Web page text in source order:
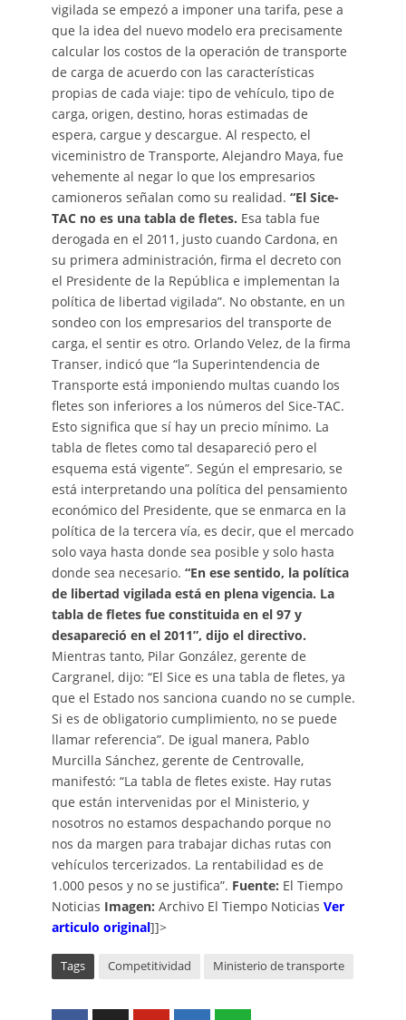
vigilada se empezó a imponer una tarifa, pese a
que la idea del nuevo modelo era precisamente
calcular los costos de la operación de transporte
de carga de acuerdo con las características
propias de cada viaje: tipo de vehículo, tipo de
carga, origen, destino, horas estimadas de
espera, cargue y descargue. Al respecto, el
viceministro de Transporte, Alejandro Maya, fue
vehemente al negar lo que los empresarios
camioneros señalan como su realidad. “El Sice-
TAC no es una tabla de fletes. Esa tabla fue
derogada en el 2011, justo cuando Cardona, en
su primera administración, firma el decreto con
el Presidente de la República e implementan la
política de libertad vigilada”. No obstante, en un
sondeo con los empresarios del transporte de
carga, el sentir es otro. Orlando Velez, de la firma
Transer, indicó que “la Superintendencia de
Transporte está imponiendo multas cuando los
fletes son inferiores a los números del Sice-TAC.
Esto significa que sí hay un precio mínimo. La
tabla de fletes como tal desapareció pero el
esquema está vigente”. Según el empresario, se
está interpretando una política del pensamiento
económico del Presidente, que se enmarca en la
política de la tercera vía, es decir, que el mercado
solo vaya hasta donde sea posible y solo hasta
donde sea necesario. “En ese sentido, la política
de libertad vigilada está en plena vigencia. La
tabla de fletes fue constituida en el 97 y
desapareció en el 2011”, dijo el directivo.
Mientras tanto, Pilar González, gerente de
Cargranel, dijo: “El Sice es una tabla de fletes, ya
que el Estado nos sanciona cuando no se cumple.
Si es de obligatorio cumplimiento, no se puede
llamar referencia”. De igual manera, Pablo
Murcilla Sánchez, gerente de Centrovalle,
manifestó: “La tabla de fletes existe. Hay rutas
que están intervenidas por el Ministerio, y
nosotros no estamos despachando porque no
nos da margen para trabajar dichas rutas con
vehículos tercerizados. La rentabilidad es de
1.000 pesos y no se justifica”. Fuente: El Tiempo
Noticias Imagen: Archivo El Tiempo Noticias Ver
articulo original]]>
Tags Competitividad Ministerio de transporte